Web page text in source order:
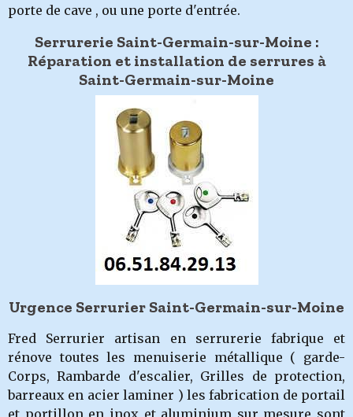
porte de cave , ou une porte d'entrée.
Serrurerie Saint-Germain-sur-Moine :
Réparation et installation de serrures à
Saint-Germain-sur-Moine
Urgence Serrurier Saint-Germain-sur-Moine
Fred Serrurier artisan en serrurerie fabrique et
rénove toutes les menuiserie métallique ( garde-
Corps, Rambarde d'escalier, Grilles de protection,
barreaux en acier laminer ) les fabrication de portail
et portillon en inox et aluminium sur mesure sont